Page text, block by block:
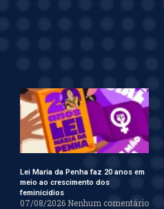
Lei Maria da Penha faz 20 anos em
meio ao crescimento dos
feminicídios
07/08/2026 Nenhum comentário